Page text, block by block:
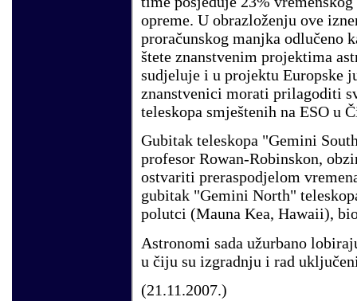
opreme. U obrazloženju ove
proračunskog manjka odlučeno
štete znanstvenim projektima
sudjeluje i u projektu Europske
znanstvenici morati prilagoditi
teleskopa smještenih na ESO u
Gubitak teleskopa "Gemini
profesor Rowan-Robinskon,
ostvariti preraspodjelom
gubitak "Gemini North"
polutci (Mauna Kea, Hawaii),
Astronomi sada užurbano
u čiju su izgradnju i rad
(21.11.2007.)